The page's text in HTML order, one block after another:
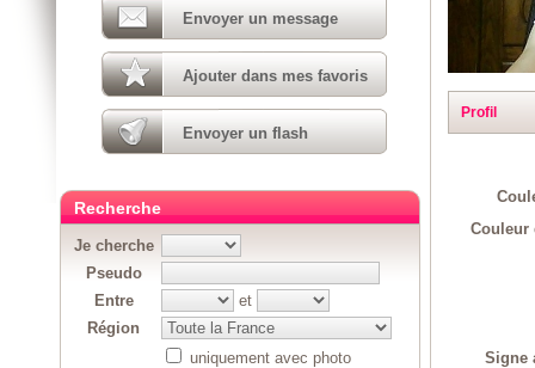
Profil
Couleur
Signe
Envoyer un message
Ajouter dans mes favoris
Envoyer un flash
Recherche
Je cherche
Pseudo
Entre
et
Région
uniquement avec photo